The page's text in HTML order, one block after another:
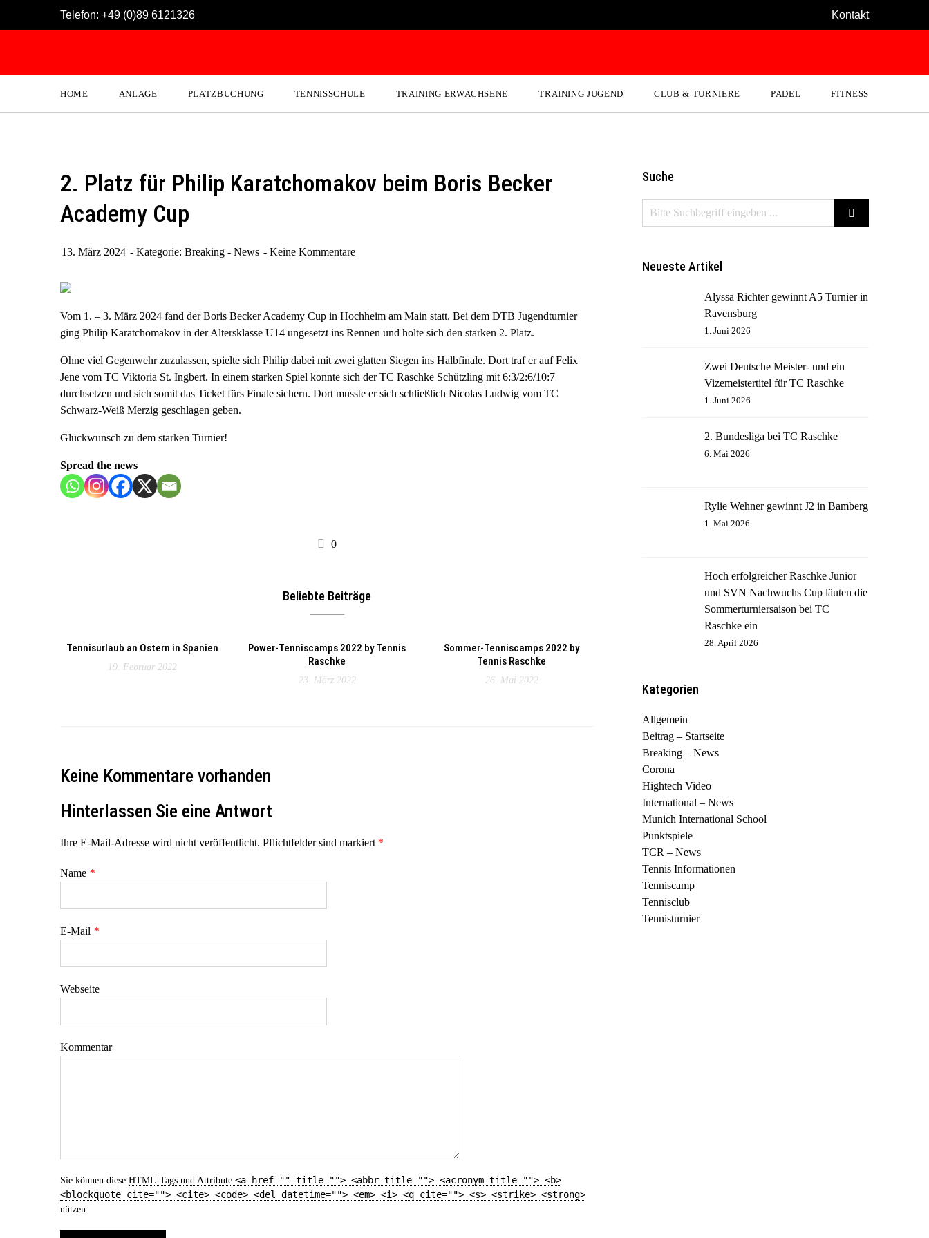
Telefon: +49 (0)89 6121326 Kontakt
HOME ANLAGE PLATZBUCHUNG TENNISSCHULE TRAINING ERWACHSENE TRAINING JUGEND CLUB & TURNIERE PADEL FITNESS
2. Platz für Philip Karatchomakov beim Boris Becker
Academy Cup
13. März 2024 Kategorie: Breaking - News Keine Kommentare
Vom 1. – 3. März 2024 fand der Boris Becker Academy Cup in Hochheim am Main statt. Bei dem DTB Jugendturnier
ging Philip Karatchomakov in der Altersklasse U14 ungesetzt ins Rennen und holte sich den starken 2. Platz.
Ohne viel Gegenwehr zuzulassen, spielte sich Philip dabei mit zwei glatten Siegen ins Halbfinale. Dort traf er auf Felix
Jene vom TC Viktoria St. Ingbert. In einem starken Spiel konnte sich der TC Raschke Schützling mit 6:3/2:6/10:7
durchsetzen und sich somit das Ticket fürs Finale sichern. Dort musste er sich schließlich Nicolas Ludwig vom TC
Schwarz-Weiß Merzig geschlagen geben.
Glückwunsch zu dem starken Turnier!
Spread the news
0
Beliebte Beiträge
Tennisurlaub an Ostern in Spanien
19. Februar 2022
Power-Tenniscamps 2022 by Tennis
Raschke
23. März 2022
Sommer-Tenniscamps 2022 by
Tennis Raschke
26. Mai 2022
Keine Kommentare vorhanden
Hinterlassen Sie eine Antwort
Ihre E-Mail-Adresse wird nicht veröffentlicht. Pflichtfelder sind markiert *
Name *
E-Mail *
Webseite
Kommentar
Sie können diese HTML-Tags und Attribute <a href="" title=""> <abbr title=""> <acronym title=""> <b>
<blockquote cite=""> <cite> <code> <del datetime=""> <em> <i> <q cite=""> <s> <strike> <strong>
nützen.
Suche
Neueste Artikel
Alyssa Richter gewinnt A5 Turnier in
Ravensburg
1. Juni 2026
Zwei Deutsche Meister- und ein
Vizemeistertitel für TC Raschke
1. Juni 2026
2. Bundesliga bei TC Raschke
6. Mai 2026
Rylie Wehner gewinnt J2 in Bamberg
1. Mai 2026
Hoch erfolgreicher Raschke Junior
und SVN Nachwuchs Cup läuten die
Sommerturniersaison bei TC
Raschke ein
28. April 2026
Kategorien
Allgemein
Beitrag – Startseite
Breaking – News
Corona
Hightech Video
International – News
Munich International School
Punktspiele
TCR – News
Tennis Informationen
Tenniscamp
Tennisclub
Tennisturnier